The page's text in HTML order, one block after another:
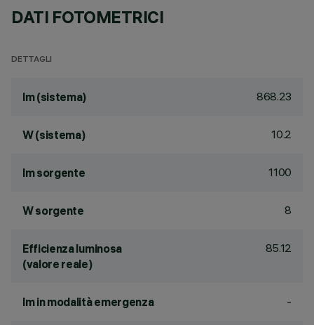
DATI FOTOMETRICI
DETTAGLI
lm (sistema) 868.23
W (sistema) 10.2
lm sorgente 1100
W sorgente 8
Efficienza luminosa
(valore reale)
85.12
lm in modalità emergenza -